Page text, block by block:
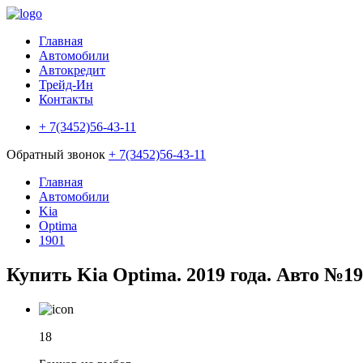
Главная
Автомобили
Автокредит
Трейд-Ин
Контакты
+ 7(3452)56-43-11
Обратный звонок + 7(3452)56-43-11
Главная
Автомобили
Kia
Optima
1901
Купить Kia Optima. 2019 года. Авто
18